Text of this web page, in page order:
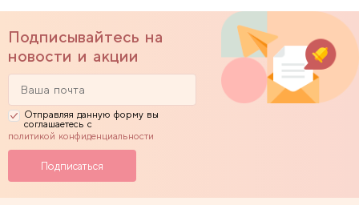
Подписывайтесь на
новости и акции
Отправляя данную форму вы
соглашаетесь с
политикой конфиденциальности